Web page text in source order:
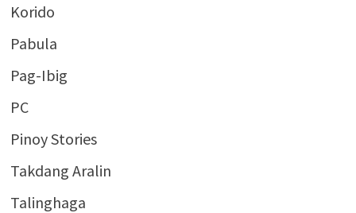
Korido
Pabula
Pag-Ibig
PC
Pinoy Stories
Takdang Aralin
Talinghaga